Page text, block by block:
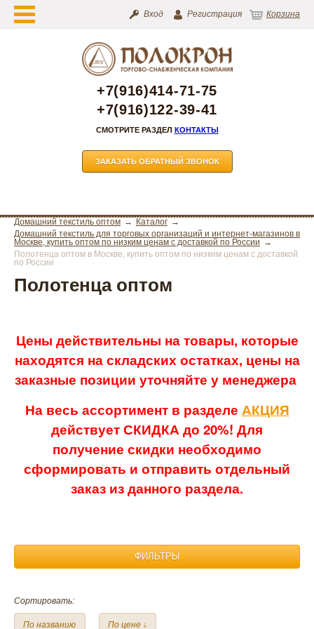
Вход Регистрация Корзина
+7(916)414-71-75
+7(916)122-39-41
СМОТРИТЕ РАЗДЕЛ КОНТАКТЫ
ЗАКАЗАТЬ ОБРАТНЫЙ ЗВОНОК
Домашний текстиль оптом
Каталог
Домашний текстиль для торговых организаций и интернет-магазинов в
Москве, купить оптом по низким ценам с доставкой по России
Полотенца оптом в Москве, купить оптом по низким ценам с доставкой
по России
Полотенца оптом
Цены действительны на товары, которые
находятся на складских остатках, цены на
заказные позиции уточняйте у менеджера
На весь ассортимент в разделе АКЦИЯ
действует СКИДКА до 20%! Для
получение скидки необходимо
сформировать и отправить отдельный
заказ из данного раздела.
ФИЛЬТРЫ
Материал:
Бамбук Вафля
Сортировать:
По названию По цене ↓